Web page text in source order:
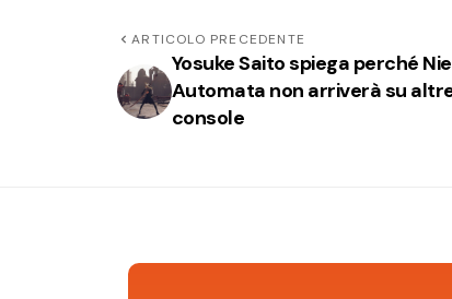
ARTICOLO PRECEDENTE
Yosuke Saito spiega perché
Automata non arriverà su
console